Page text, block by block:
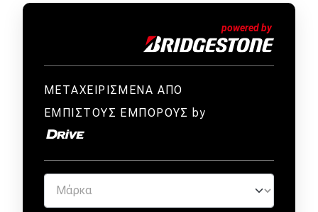
ΜΕΤΑΧΕΙΡΙΣΜΕΝΑ ΑΠΟ
ΕΜΠΙΣΤΟΥΣ ΕΜΠΟΡΟΥΣ by